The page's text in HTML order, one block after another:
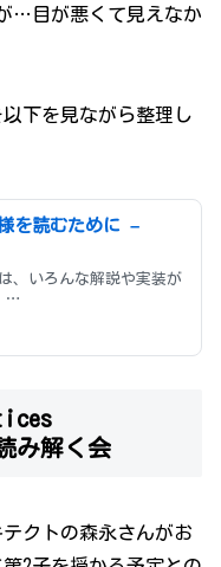
…目が悪くて見えなか
以下を見ながら整理し
を読むために –
、いろんな解説や実装が
html/rfc6749 にある
一番なのではないかと思
必要な部分、詰まりやす
み解く会
テクトの森永さんがお